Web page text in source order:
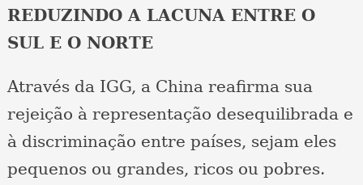
REDUZINDO A LACUNA ENTRE O
SUL E O NORTE
Através da IGG, a China reafirma sua
rejeição à representação desequilibrada e
à discriminação entre países, sejam eles
pequenos ou grandes, ricos ou pobres.